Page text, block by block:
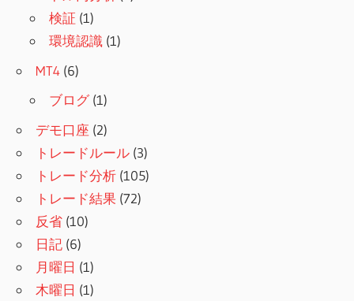
検証 (1)
環境認識 (1)
MT4 (6)
ブログ(1)
デモ口座 (2)
トレードルール (3)
トレード分析 (105)
トレード結果 (72)
反省 (10)
日記 (6)
月曜日 (1)
木曜日 (1)